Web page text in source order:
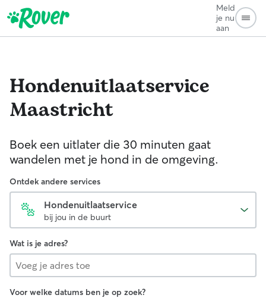
Meld
je nu
aan
Hondenuitlaatservice
Maastricht
Boek een uitlater die 30 minuten gaat
wandelen met je hond in de omgeving.
Ontdek andere services
Hondenuitlaatservice
bij jou in de buurt
Wat is je adres?
Voor welke datums ben je op zoek?